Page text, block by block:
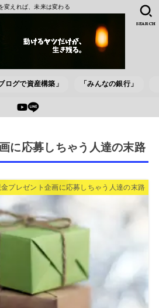
変えれば、未来は変わる
ログで資産構築」 「みんなの銀行」
SEARCH
に応募しちゃう人達の末路
金プレゼント企画に応募しちゃう人達の末路